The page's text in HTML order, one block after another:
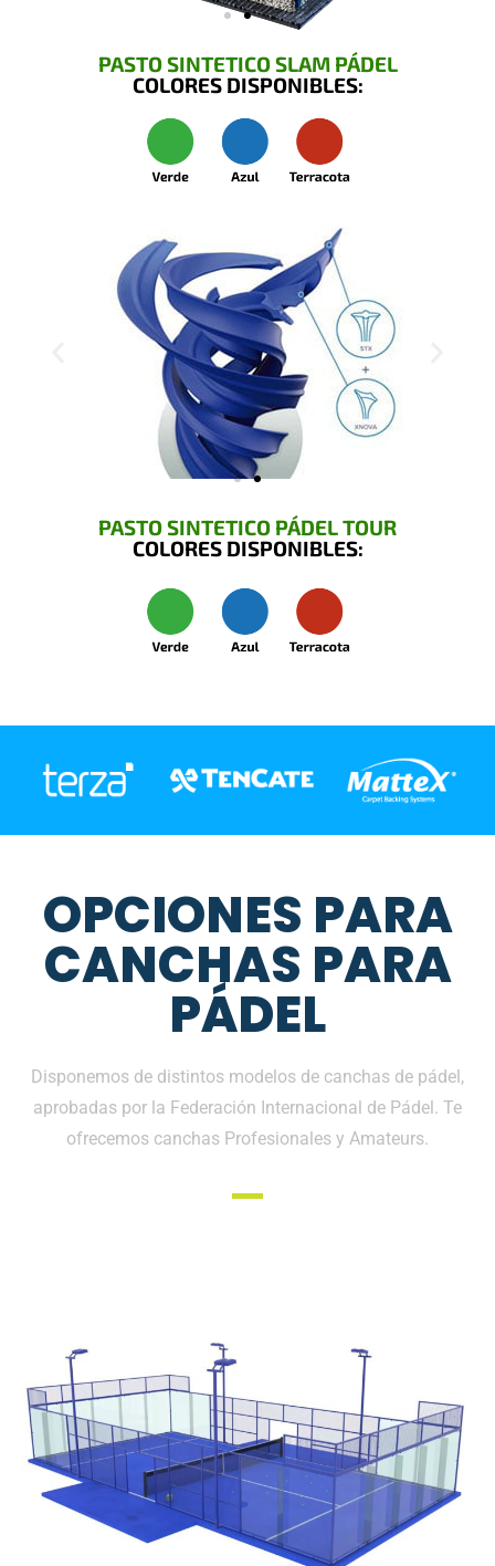
PASTO SINTETICO SLAM PÁDEL
COLORES DISPONIBLES:
PASTO SINTETICO PÁDEL TOUR
COLORES DISPONIBLES:
OPCIONES PARA
CANCHAS PARA
PÁDEL
Disponemos de distintos modelos de canchas de pádel,
aprobadas por la Federación Internacional de Pádel. Te
ofrecemos canchas Profesionales y Amateurs.